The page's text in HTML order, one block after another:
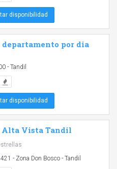
disponibilidad
por dia
- Tandil
disponibilidad
Alta Vista Tandil
- Zona Don Bosco - Tandil